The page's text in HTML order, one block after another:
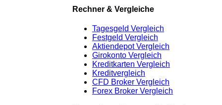
Rechner & Vergleiche
Tagesgeld Vergleich
Festgeld Vergleich
Aktiendepot Vergleich
Girokonto Vergleich
Kreditkarten Vergleich
Kreditvergleich
CFD Broker Vergleich
Forex Broker Vergleich